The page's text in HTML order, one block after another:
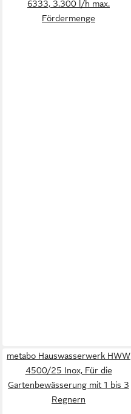
6333, 3.300 l/h max.
Fördermenge
metabo Hauswasserwerk HWW
4500/25 Inox, Für die
Gartenbewässerung mit 1 bis 3
Regnern